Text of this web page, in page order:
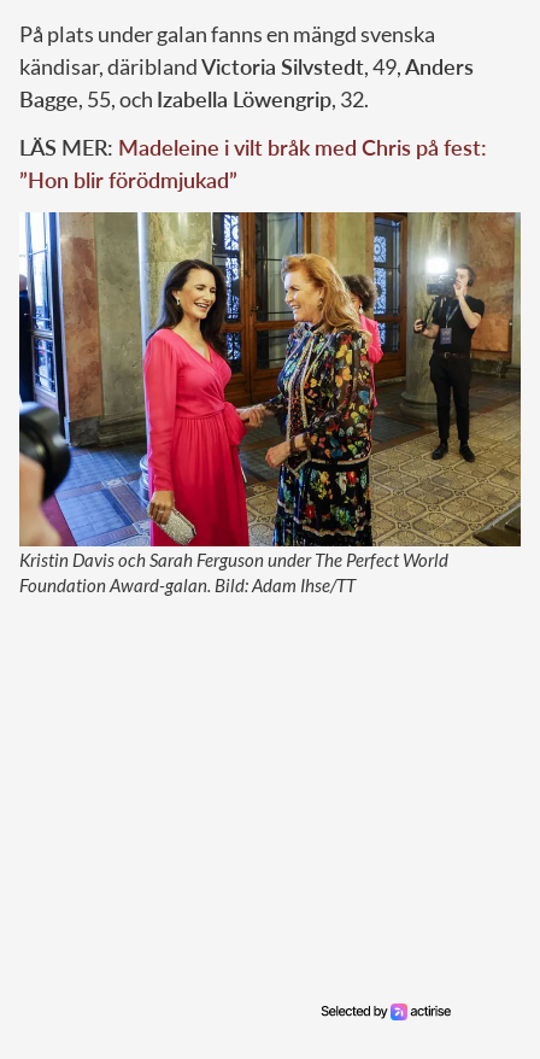
På plats under galan fanns en mängd svenska
kändisar, däriblandVictoria Silvstedt, 49,Anders
Bagge, 55, och Izabella Löwengrip, 32.
LÄS MER: Madeleine i vilt bråk med Chris på fest:
”Hon blir förödmjukad”
Kristin Davis och Sarah Ferguson under The Perfect World
Foundation Award-galan. Bild: Adam Ihse/TT